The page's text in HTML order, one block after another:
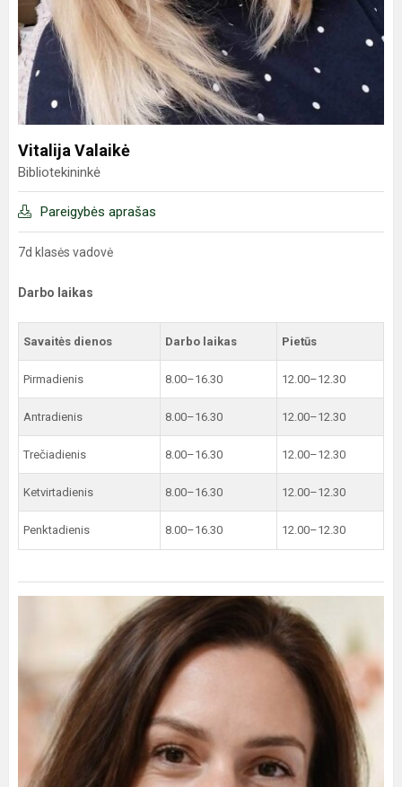
Vitalija Valaikė
Bibliotekininkė
Pareigybės aprašas
7d klasės vadovė
Darbo laikas
Savaitės dienos Darbo laikas Pietūs
Pirmadienis 8.00–16.30 12.00–12.30
Antradienis 8.00–16.30 12.00–12.30
Trečiadienis 8.00–16.30 12.00–12.30
Ketvirtadienis 8.00–16.30 12.00–12.30
Penktadienis 8.00–16.30 12.00–12.30